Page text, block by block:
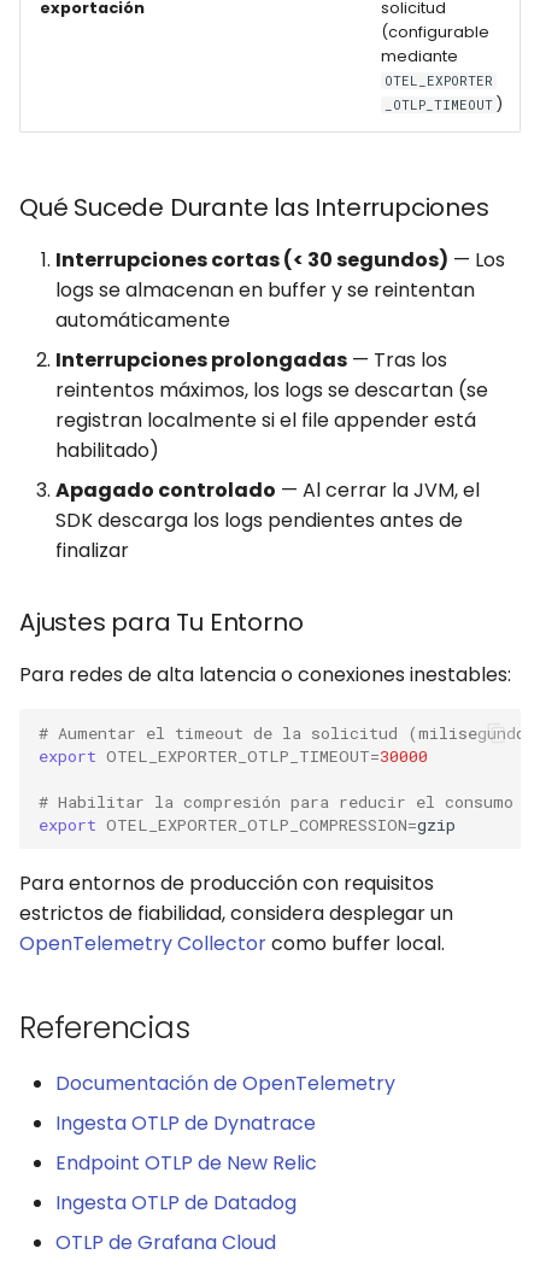
exportación
solicitud
(configurable
mediante
OTEL_EXPORTER
_OTLP_TIMEOUT )
Qué Sucede Durante las Interrupciones
Interrupciones cortas (< 30 segundos) — Los
logs se almacenan en buffer y se reintentan
automáticamente
Interrupciones prolongadas — Tras los
reintentos máximos, los logs se descartan (se
registran localmente si el file appender está
habilitado)
Apagado controlado — Al cerrar la JVM, el
SDK descarga los logs pendientes antes de
finalizar
Ajustes para Tu Entorno
Para redes de alta latencia o conexiones inestables:
# Aumentar el timeout de la solicitud
export OTEL_EXPORTER_OTLP_TIMEOUT=30000
# Habilitar la compresión para reducir el consumo de
export OTEL_EXPORTER_OTLP_COMPRESSION=
Para entornos de producción con requisitos
estrictos de fiabilidad, considera desplegar un
OpenTelemetry Collectorcomo buffer local.
Referencias
Documentación de OpenTelemetry
Ingesta OTLP de Dynatrace
Endpoint OTLP de New Relic
Ingesta OTLP de Datadog
OTLP de Grafana Cloud